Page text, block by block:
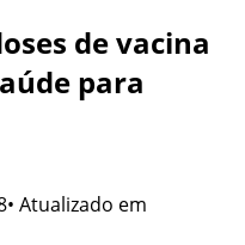
de vacina
para
• Atualizado em